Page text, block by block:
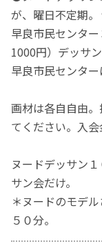
が、曜日不定期。
早良市民センタ
1000円）デッサ
早良市民センター
画材は各自自由
てください。入会
ヌードデッサン
サン会だけ。
＊ヌードのモデ
５０分。